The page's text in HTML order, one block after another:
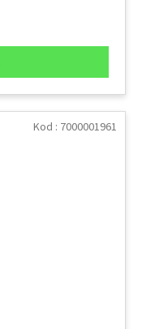
Kod : 7000001961